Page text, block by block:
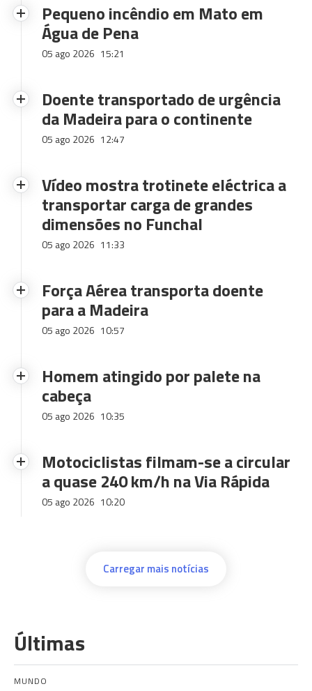
Pequeno incêndio em Mato em
Água de Pena
05 ago 2026 15:21
Doente transportado de urgência
da Madeira para o continente
05 ago 2026 12:47
Vídeo mostra trotinete eléctrica a
transportar carga de grandes
dimensões no Funchal
05 ago 2026 11:33
Força Aérea transporta doente
para a Madeira
05 ago 2026 10:57
Homem atingido por palete na
cabeça
05 ago 2026 10:35
Motociclistas filmam-se a circular
a quase 240 km/h na Via Rápida
05 ago 2026 10:20
Carregar mais notícias
Últimas
MUNDO